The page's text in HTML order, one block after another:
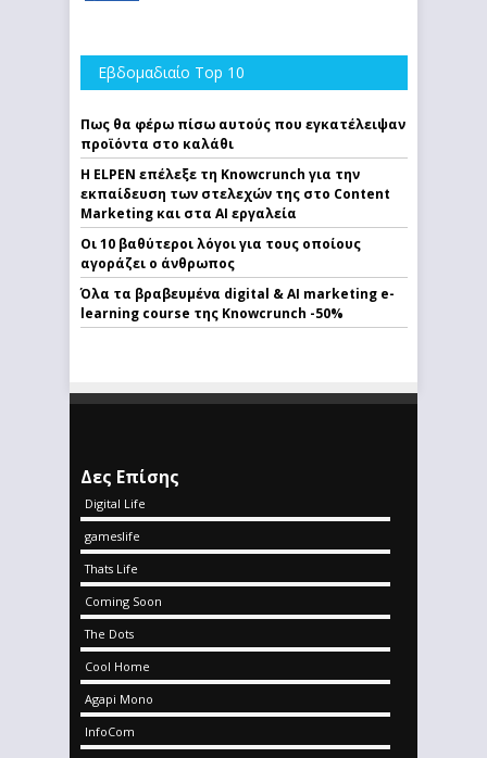
Εβδομαδιαίο Top 10
Πως θα φέρω πίσω αυτούς που εγκατέλειψαν
προϊόντα στο καλάθι
Η ELPEN επέλεξε τη Knowcrunch για την
εκπαίδευση των στελεχών της στο Content
Marketing και στα AI εργαλεία
Οι 10 βαθύτεροι λόγοι για τους οποίους
αγοράζει ο άνθρωπος
Όλα τα βραβευμένα digital & AI marketing e-
learning course της Knowcrunch -50%
Δες Επίσης
Digital Life
gameslife
Thats Life
Coming Soon
The Dots
Cool Home
Agapi Mono
InfoCom